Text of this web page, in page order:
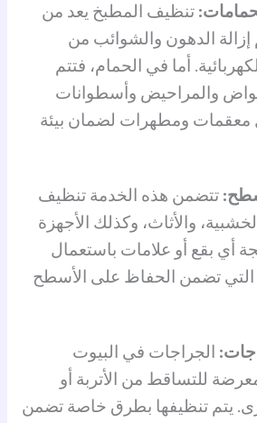
تنظيف المطبخ يعد من
إزالة الدهون والشوائب من
أما في الحمام، فتتم
والمراحيض وأسطوانات
معقمات ومطهرات لضمان بيئة
تتضمن هذه الخدمة تنظيف
والأثاث، وكذلك الأجهزة
أي بقع أو علامات باستعمال
التي تضمن الحفاظ على الأسطح
الجراجات في البيوت
للتساقط من الأتربة أو
يتم تنظيفها بطرق خاصة تضمن